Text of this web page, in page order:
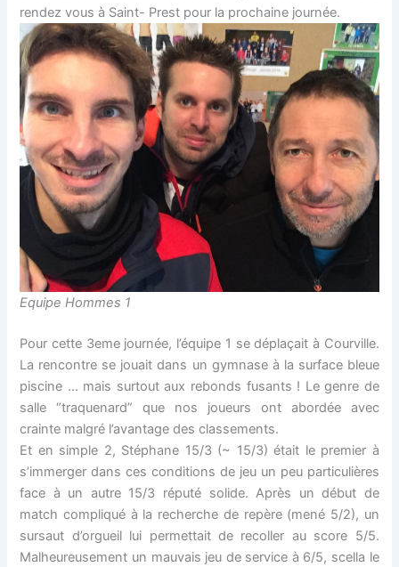
rendez vous à Saint- Prest pour la prochaine journée.
Equipe Hommes 1
Pour cette 3eme journée, l’équipe 1 se déplaçait à Courville.
La rencontre se jouait dans un gymnase à la surface bleue
piscine … mais surtout aux rebonds fusants ! Le genre de
salle “traquenard” que nos joueurs ont abordée avec
crainte malgré l’avantage des classements.
Et en simple 2, Stéphane 15/3 (~ 15/3) était le premier à
s’immerger dans ces conditions de jeu un peu particulières
face à un autre 15/3 réputé solide. Après un début de
match compliqué à la recherche de repère (mené 5/2), un
sursaut d’orgueil lui permettait de recoller au score 5/5.
Malheureusement un mauvais jeu de service à 6/5, scella le